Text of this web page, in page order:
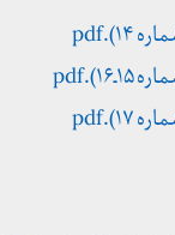
pdf